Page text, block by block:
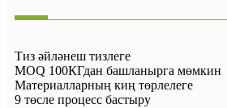
Тиз әйләнеш тизлеге
MOQ 100КГдан башланырга мөмкин
Материалларның киң төрлелеге
9 төсле процесс бастыру